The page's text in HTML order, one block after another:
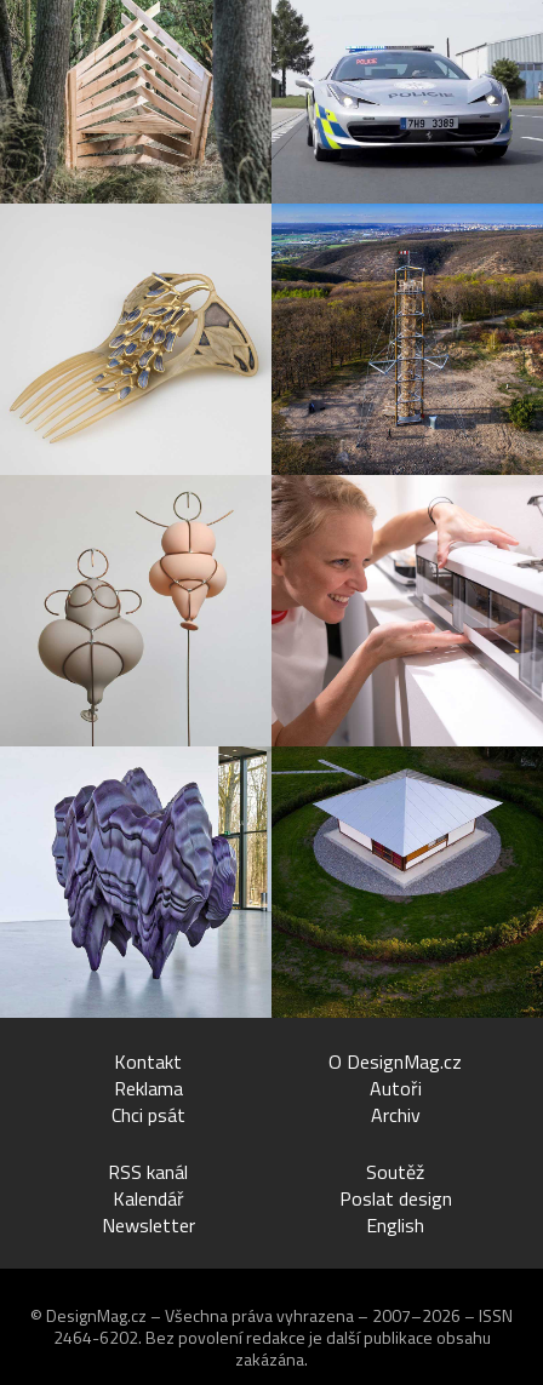
Kontakt
Reklama
Chci psát
O DesignMag.cz
Autoři
Archiv
RSS kanál
Kalendář
Newsletter
Soutěž
Poslat design
English
© DesignMag.cz – Všechna práva vyhrazena – 2007–2026 – ISSN
2464-6202. Bez povolení redakce je další publikace obsahu
zakázána.